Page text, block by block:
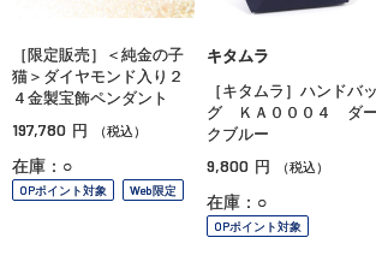
［限定販売］＜純金の子
猫＞ダイヤモンド入り２
４金製宝飾ペンダント
197,780 円 （税込）
在庫：○
OPポイント対象 Web限定
キタムラ
［キタムラ］ハンドバッ
グ ＫＡ０００４ ダー
クブルー
9,800 円 （税込）
在庫：○
OPポイント対象